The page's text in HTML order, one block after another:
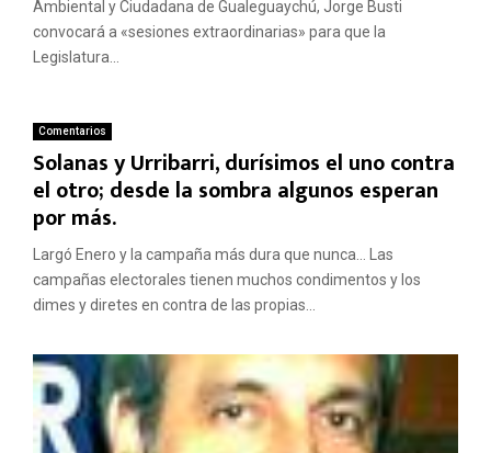
Ambiental y Ciudadana de Gualeguaychú, Jorge Busti
convocará a «sesiones extraordinarias» para que la
Legislatura...
Comentarios
Solanas y Urribarri, durísimos el uno contra
el otro; desde la sombra algunos esperan
por más.
Largó Enero y la campaña más dura que nunca… Las
campañas electorales tienen muchos condimentos y los
dimes y diretes en contra de las propias...